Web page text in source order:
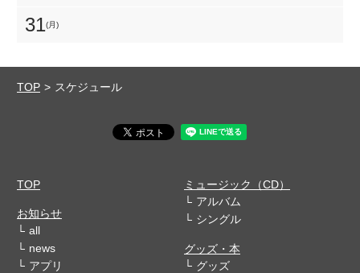
31(月)
TOP スケジュール
TOP
お知らせ
all
news
アプリ
ミュージック（CD）
アルバム
シングル
グッズ・本
グッズ